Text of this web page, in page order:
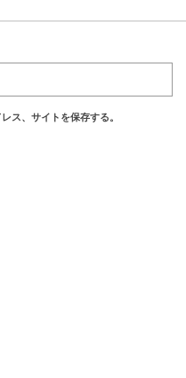
ス、サイトを保存する。